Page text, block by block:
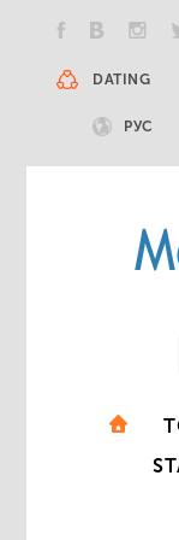
DATING
РУС